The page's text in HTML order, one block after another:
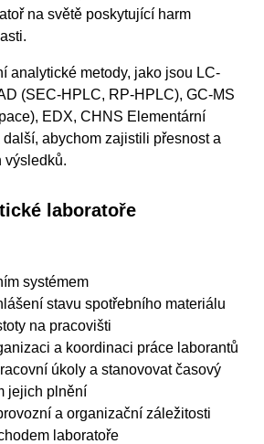
na světě poskytující harm
analytické metody, jako jsou LC-
(SEC-HPLC, RP-HPLC), GC-MS
EDX, CHNS Elementární
abychom zajistili přesnost a
výsledků.
laboratoře
systémem
stavu spotřebního materiálu
na pracovišti
a koordinaci práce laborantů
úkoly a stanovovat časový
jejich plnění
a organizační záležitosti
laboratoře